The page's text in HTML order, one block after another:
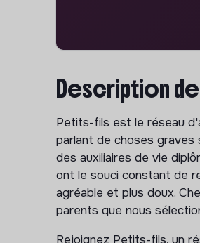
Description
Petits-fils est le réseau
parlant de choses graves
des auxiliaires de vie
ont le souci constant de
agréable et plus doux.
parents que nous
Rejoignez Petits-fils, un